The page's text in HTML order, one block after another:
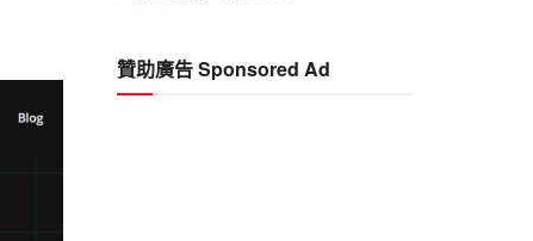
贊助廣告 Sponsored Ad